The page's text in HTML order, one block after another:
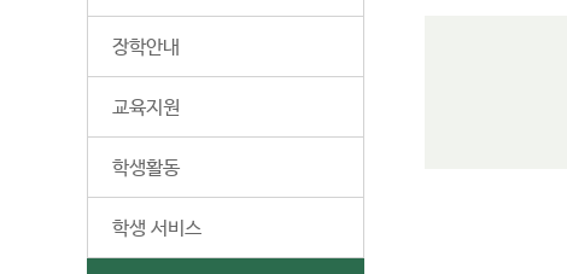
장학안내
교육지원
학생활동
학생 서비스
로